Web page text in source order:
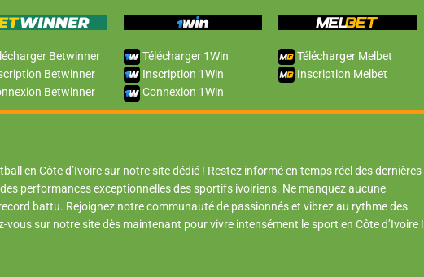
Betwinner
Betwinner
Betwinner
Télécharger 1Win
Inscription 1Win
Connexion 1Win
Télécharger Melbet
Inscription Melbet
en Côte d’Ivoire sur notre site dédié ! Restez informé en temps réel des dernières
performances exceptionnelles des sportifs ivoiriens. Ne manquez aucune
battu. Rejoignez notre communauté de passionnés et vibrez au rythme des
vous sur notre site dès maintenant pour vivre intensément le sport en Côte d’Ivoire !